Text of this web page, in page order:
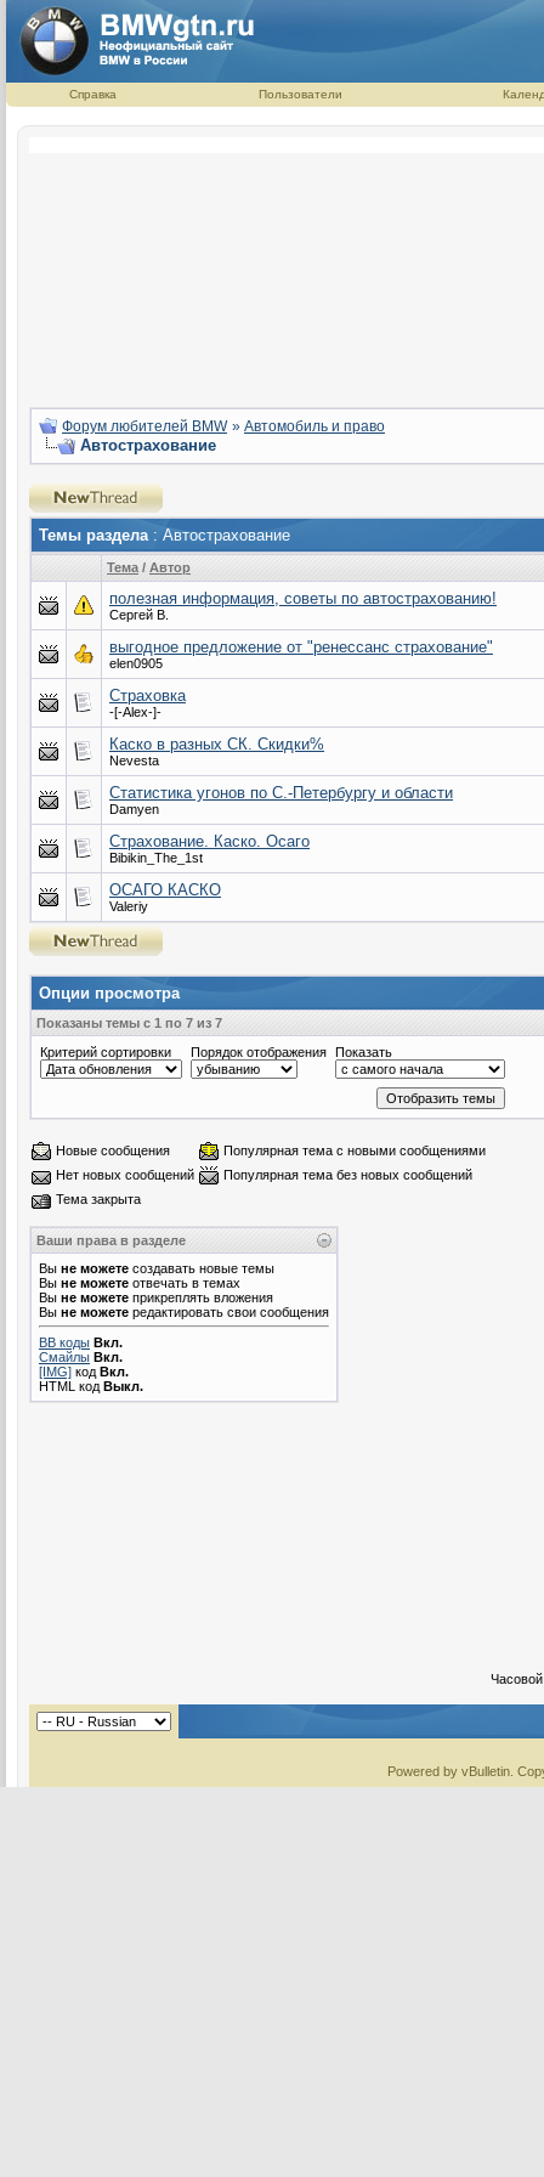
Справка Пользователи
Форум любителей BMW » Автомобиль и право
Автострахование
Темы раздела : Автострахование
Тема / Автор
полезная информация, советы по автострахованию!
Сергей В.
выгодное предложение от "ренессанс страхование"
elen0905
Страховка
-[-Alex-]-
Каско в разных СК. Скидки%
Nevesta
Статистика угонов по С.-Петербургу и области
Damyen
Страхование. Каско. Осаго
Bibikin_The_1st
ОСАГО КАСКО
Valeriy
Опции просмотра
Показаны темы с 1 по 7 из 7
Критерий сортировки
Порядок отображения Показать
Новые сообщения
Популярная тема с новыми сообщениями
Нет новых сообщений
Популярная тема без новых сообщений
Тема закрыта
Ваши права в разделе
Вы не можете создавать новые темы
Вы не можете отвечать в темах
Вы не можете прикреплять вложения
Вы не можете редактировать свои сообщения
BB коды Вкл.
Смайлы Вкл.
[IMG] код Вкл.
HTML код Выкл.
Powered by vBulletin.